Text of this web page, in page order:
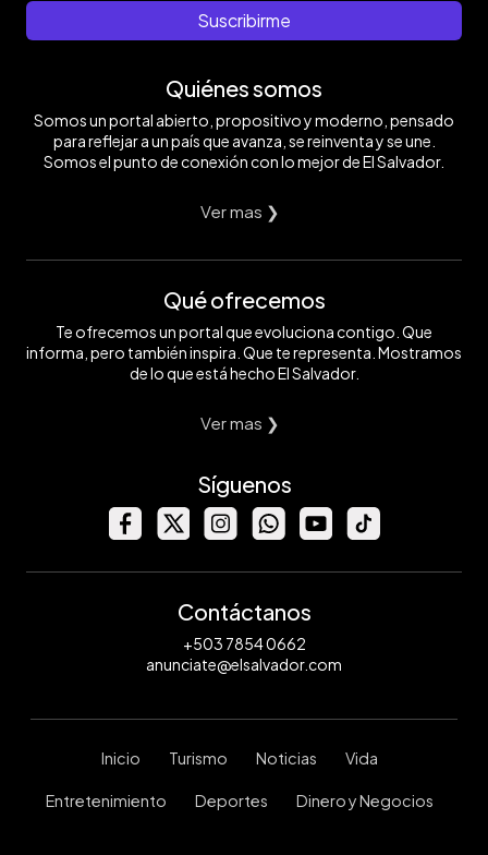
Suscribirme
Quiénes somos
Somos un portal abierto, propositivo y moderno, pensado
para reflejar a un país que avanza, se reinventa y se une.
Somos el punto de conexión con lo mejor de El Salvador.
Ver mas ❯
Qué ofrecemos
Te ofrecemos un portal que evoluciona contigo. Que
informa, pero también inspira. Que te representa. Mostramos
de lo que está hecho El Salvador.
Ver mas ❯
Síguenos
Contáctanos
+503 7854 0662
anunciate@elsalvador.com
Inicio Turismo Noticias Vida
Entretenimiento Deportes Dinero y Negocios